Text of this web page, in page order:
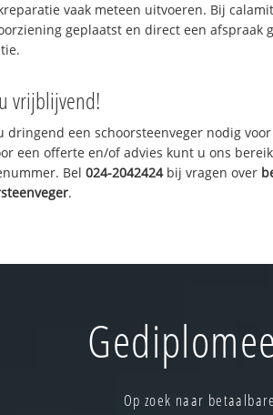
vaak meteen uitvoeren. Bij
geplaatst en direct een afspraak
vrijblijvend!
dringend een schoorsteenveger nodig
een offerte en/of advies kunt u ons
Bel024-2042424bij vragen over
.
Op zoek naar